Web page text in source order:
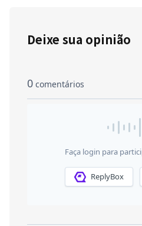
Deixe sua opinião